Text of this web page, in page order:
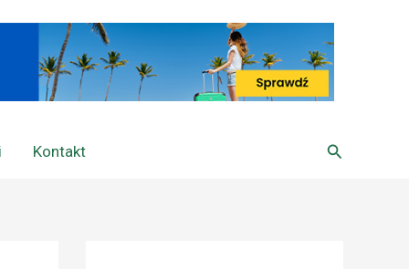
Kontakt Szukaj